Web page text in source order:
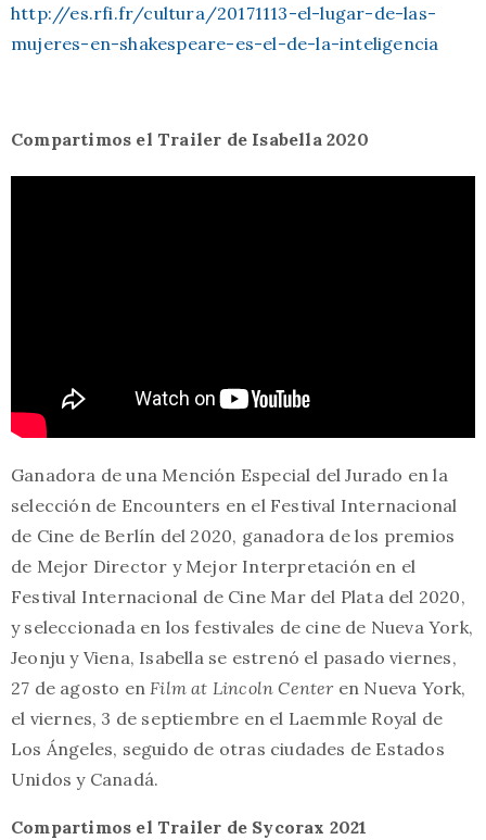
http://es.rfi.fr/cultura/20171113-el-lugar-de-las-
mujeres-en-shakespeare-es-el-de-la-inteligencia
Compartimos el Trailer de Isabella 2020
Ganadora de una Mención Especial del Jurado en la
selección de Encounters en el Festival Internacional
de Cine de Berlín del 2020, ganadora de los premios
de Mejor Director y Mejor Interpretación en el
Festival Internacional de Cine Mar del Plata del 2020,
y seleccionada en los festivales de cine de Nueva York,
Jeonju y Viena, Isabella se estrenó el pasado viernes,
27 de agosto en Film at Lincoln Centeren Nueva York,
el viernes, 3 de septiembre en el Laemmle Royal de
Los Ángeles, seguido de otras ciudades de Estados
Unidos y Canadá.
Compartimos el Trailer de Sycorax 2021